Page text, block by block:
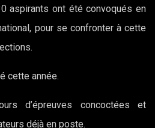
aspirants ont été convoqués en
pour se confronter à cette
cette année.
d’épreuves concoctées et
déjà en poste.